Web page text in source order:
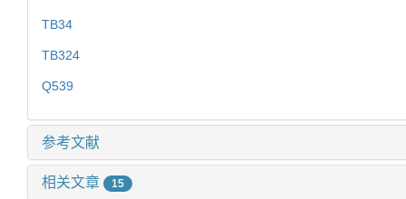
TB34
TB324
Q539
参考文献
相关文章 15